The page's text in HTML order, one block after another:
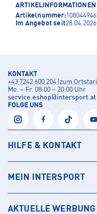
ARTIKELINFORMATIONEN
Artikelnummer:108044946
Im Angebot seit28.04.2026
KONTAKT
+43 7242 600 204 (zum
Mo. – Fr. 08:00 – 20:00 Uhr
service.eshop@intersport.at
FOLGE UNS
HILFE & KONTAKT
MEIN INTERSPORT
AKTUELLE WERBUNG